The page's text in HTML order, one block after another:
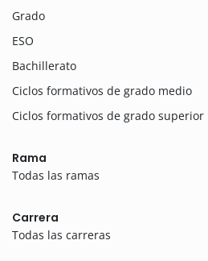
Grado
ESO
Bachillerato
Ciclos formativos de grado medio
Ciclos formativos de grado superior
Rama
Todas las ramas
Carrera
Todas las carreras